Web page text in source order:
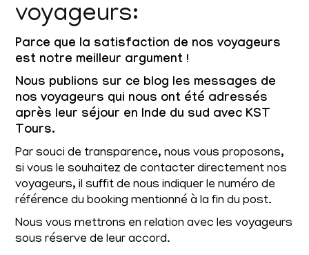
voyageurs:
Parce que la satisfaction de nos voyageurs
est notre meilleur argument !
Nous publions sur ce blog les messages de
nos voyageurs qui nous ont été adressés
après leur séjour en Inde du sud avec KST
Tours.
Par souci de transparence, nous vous proposons,
si vous le souhaitez de contacter directement nos
voyageurs, il suffit de nous indiquer le numéro de
référence du booking mentionné à la fin du post.
Nous vous mettrons en relation avec les voyageurs
sous réserve de leur accord.